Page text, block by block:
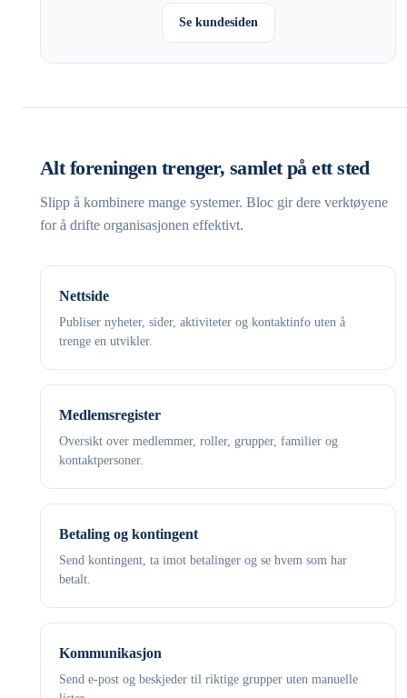
Se kundesiden
Alt foreningen trenger, samlet på ett sted
Slipp å kombinere mange systemer. Bloc gir dere verktøyene
for å drifte organisasjonen effektivt.
Nettside
Publiser nyheter, sider, aktiviteter og kontaktinfo uten å
trenge en utvikler.
Medlemsregister
Oversikt over medlemmer, roller, grupper, familier og
kontaktpersoner.
Betaling og kontingent
Send kontingent, ta imot betalinger og se hvem som har
betalt.
Kommunikasjon
Send e-post og beskjeder til riktige grupper uten manuelle